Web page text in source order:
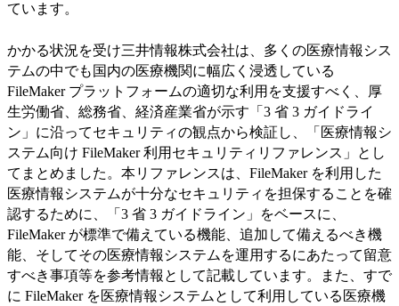
ています。
かかる状況を受け三井情報株式会社は、多くの医療情報シス
テムの中でも国内の医療機関に幅広く浸透している
FileMaker プラットフォームの適切な利用を支援すべく、厚
生労働省、総務省、経済産業省が示す「3 省 3 ガイドライ
ン」に沿ってセキュリティの観点から検証し、「医療情報シ
ステム向け FileMaker 利用セキュリティリファレンス」とし
てまとめました。本リファレンスは、FileMaker を利用した
医療情報システムが十分なセキュリティを担保することを確
認するために、「3 省 3 ガイドライン」をベースに、
FileMaker が標準で備えている機能、追加して備えるべき機
能、そしてその医療情報システムを運用するにあたって留意
すべき事項等を参考情報として記載しています。また、すで
に FileMaker を医療情報システムとして利用している医療機